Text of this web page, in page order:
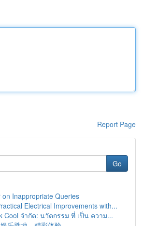
Report Page
Go
on Inappropriate Queries
Electrical Improvements with...
Cool จำกัด: นวัตกรรม ที่ เป็น ความ...